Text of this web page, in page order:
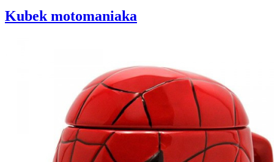
Kubek motomaniaka